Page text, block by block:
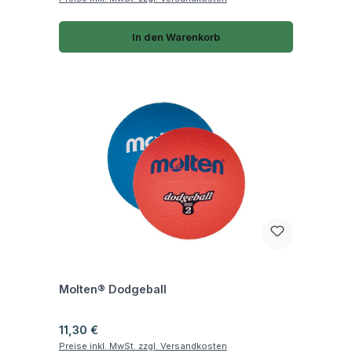
In den Warenkorb
Molten® Dodgeball
Regulärer Preis:
11,30 €
Preise inkl. MwSt. zzgl. Versandkosten